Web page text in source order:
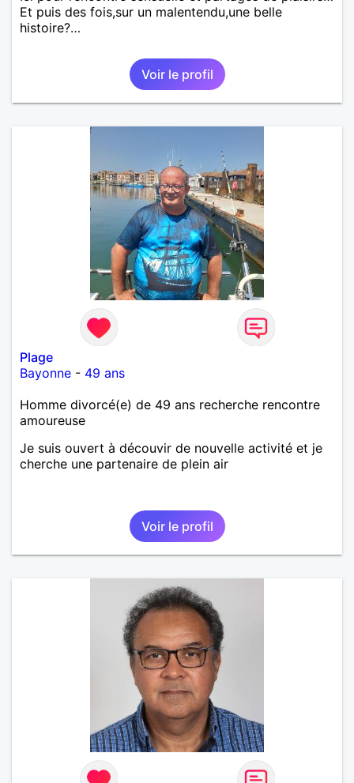
Et puis des fois,sur un malentendu,une belle
histoire?…
Voir le profil
Plage
Bayonne - 49 ans
Homme divorcé(e) de 49 ans recherche rencontre
amoureuse
Je suis ouvert à découvir de nouvelle activité et je
cherche une partenaire de plein air
Voir le profil